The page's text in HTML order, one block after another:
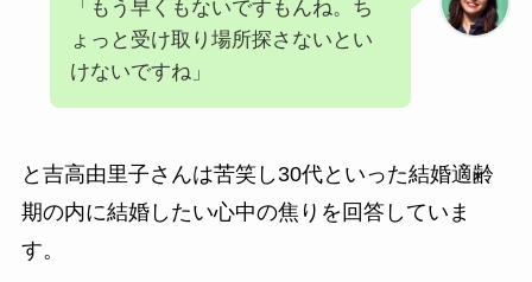
「もう早くもないですもんね。ち
ょっと受け取り場所探さないとい
けないですね」
と吉高由里子さんは苦笑し30代といった結婚適齢
期の内に結婚したい心中の焦りを回答していま
す。